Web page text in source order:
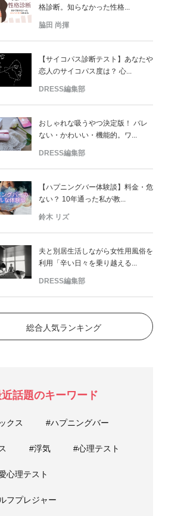
格診断。知らなかった性格...
脇田 尚揮
【サイコパス診断テスト】あなたや
恋人のサイコパス度は？ 心...
DRESS編集部
おしゃれな吸うやつ決定版！ バレ
ない・かわいい・機能的。ワ...
DRESS編集部
【ハプニングバー体験談】料金・危
ない？ 10年通った私が教...
鈴木 リズ
夫と別居生活しながら女性用風俗を
利用「辛い日々を乗り越える...
DRESS編集部
総合人気ランキング
話題のキーワード
クス #ハプニングバー
#浮気 #心理テスト
心理テスト
フプレジャー